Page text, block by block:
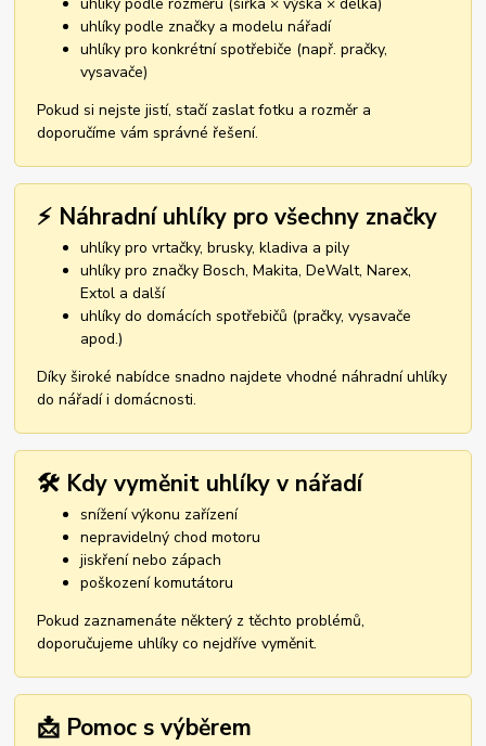
uhlíky podle značky a modelu nářadí
uhlíky pro konkrétní spotřebiče (např. pračky,
vysavače)
Pokud si nejste jistí, stačí zaslat fotku a rozměr a
doporučíme vám správné řešení.
⚡ Náhradní uhlíky pro všechny značky
uhlíky pro vrtačky, brusky, kladiva a pily
uhlíky pro značky Bosch, Makita, DeWalt, Narex,
Extol a další
uhlíky do domácích spotřebičů (pračky, vysavače
apod.)
Díky široké nabídce snadno najdete vhodné náhradní uhlíky
do nářadí i domácnosti.
🛠️ Kdy vyměnit uhlíky v nářadí
snížení výkonu zařízení
nepravidelný chod motoru
jiskření nebo zápach
poškození komutátoru
Pokud zaznamenáte některý z těchto problémů,
doporučujeme uhlíky co nejdříve vyměnit.
📩 Pomoc s výběrem